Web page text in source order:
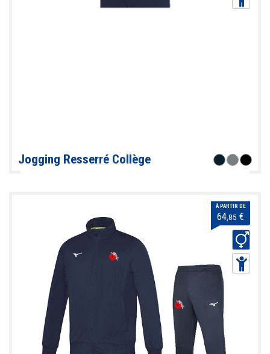
Jogging Resserré Collège
À PARTIR DE
64,85 €